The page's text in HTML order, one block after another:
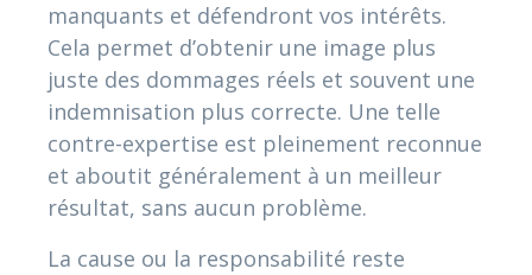
manquants et défendront vos intérêts.
Cela permet d’obtenir une image plus
juste des dommages réels et souvent une
indemnisation plus correcte. Une telle
contre-expertise est pleinement reconnue
et aboutit généralement à un meilleur
résultat, sans aucun problème.
La cause ou la responsabilité reste